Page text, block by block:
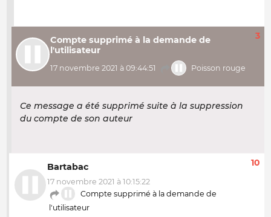
Compte supprimé à la demande de
l'utilisateur
17 novembre 2021 à 09:44:51 Poisson rouge
3
Ce message a été supprimé suite à la suppression
du compte de son auteur
Bartabac
17 novembre 2021 à 10:15:22
Compte supprimé à la demande de
l'utilisateur
10